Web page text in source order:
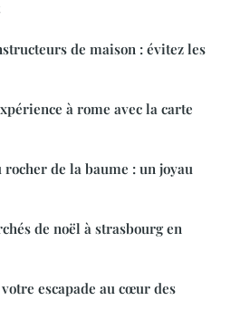
de maison : évitez les
à rome avec la carte
rocher de la baume : un joyau
de noël à strasbourg en
escapade au cœur des